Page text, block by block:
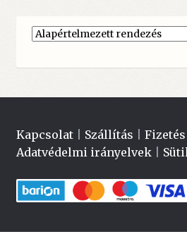
Kapcsolat| Szállítás Fizetés
Adatvédelmi irányelvek|